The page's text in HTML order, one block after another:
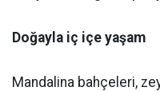
Doğayla iç içe yaşam
Mandalina bahçeleri,